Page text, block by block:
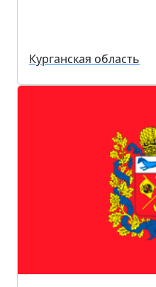
Курганская область